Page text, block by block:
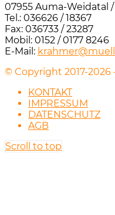
07955 Auma-Weidatal
Tel.: 036626 / 18367
Fax: 036733 / 23287
Mobil: 0152 / 0177 8246
E-Mail:
© Copyright 2017-
KONTAKT
IMPRESSUM
DATENSCHUTZ
AGB
Scroll to top